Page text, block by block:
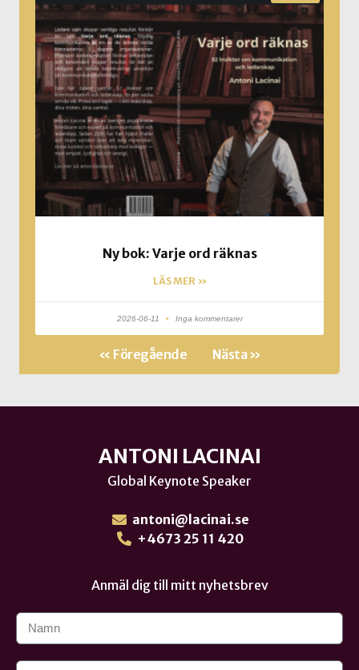
Ny bok: Varje ord räknas
LÄS MER »
2026-06-11 Inga kommentarer
« Föregående Nästa »
ANTONI LACINAI
Global Keynote Speaker
antoni@lacinai.se
+4673 25 11 420
Anmäl dig till mitt nyhetsbrev